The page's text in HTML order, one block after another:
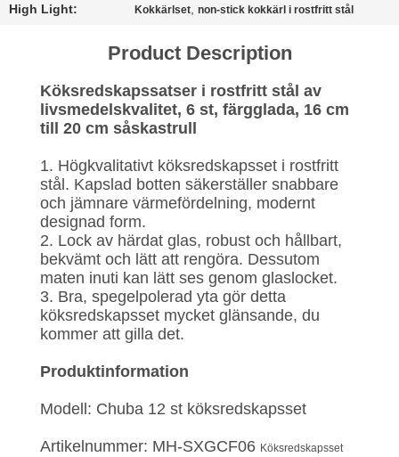
High Light: Kokkärlset ,non-stick kokkärl i rostfritt stål
Product Description
Köksredskapssatser i rostfritt stål av
livsmedelskvalitet, 6 st, färgglada, 16 cm
till 20 cm såskastrull
1. Högkvalitativt köksredskapsset i rostfritt
stål. Kapslad botten säkerställer snabbare
och jämnare värmefördelning, modernt
designad form.
2. Lock av härdat glas, robust och hållbart,
bekvämt och lätt att rengöra. Dessutom
maten inuti kan lätt ses genom glaslocket.
3. Bra, spegelpolerad yta gör detta
köksredskapsset mycket glänsande, du
kommer att gilla det.
Produktinformation
Modell: Chuba 12 st köksredskapsset
Artikelnummer: MH-SXGCF06 Köksredskapsset